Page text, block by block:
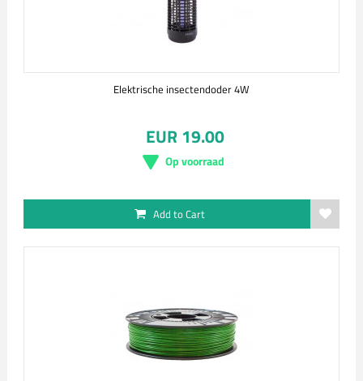
Elektrische insectendoder 4W
EUR 19.00
Op voorraad
Add to Cart